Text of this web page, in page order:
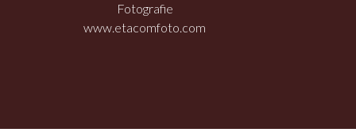
Fotografie
www.etacomfoto.com